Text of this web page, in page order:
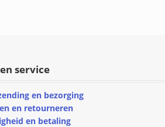
service
en bezorging
en retourneren
en betaling